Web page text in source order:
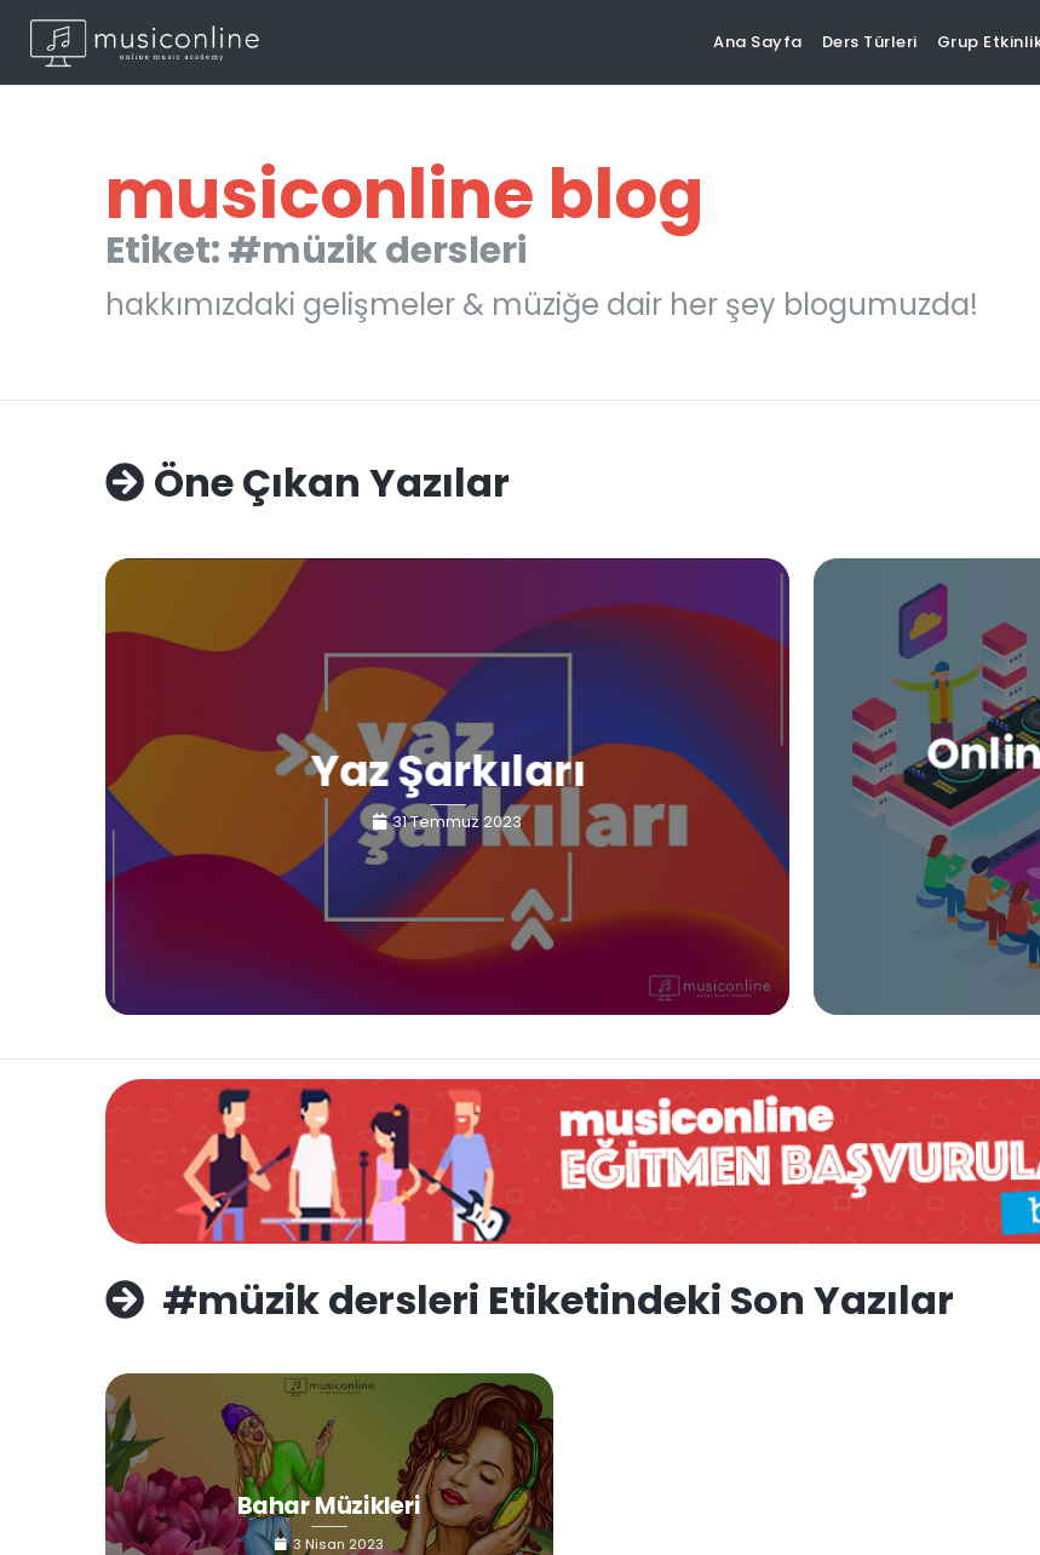
Ana Sayfa Ders Türleri Grup
musiconline blog
Etiket: #müzik dersleri
hakkımızdaki gelişmeler & müziğe dair her şey blogumuzda!
Öne Çıkan Yazılar
Yaz Şarkıları
31 Temmuz 2023
#müzik dersleri Etiketindeki Son Yazılar
Bahar Müzikleri
3 Nisan 2023